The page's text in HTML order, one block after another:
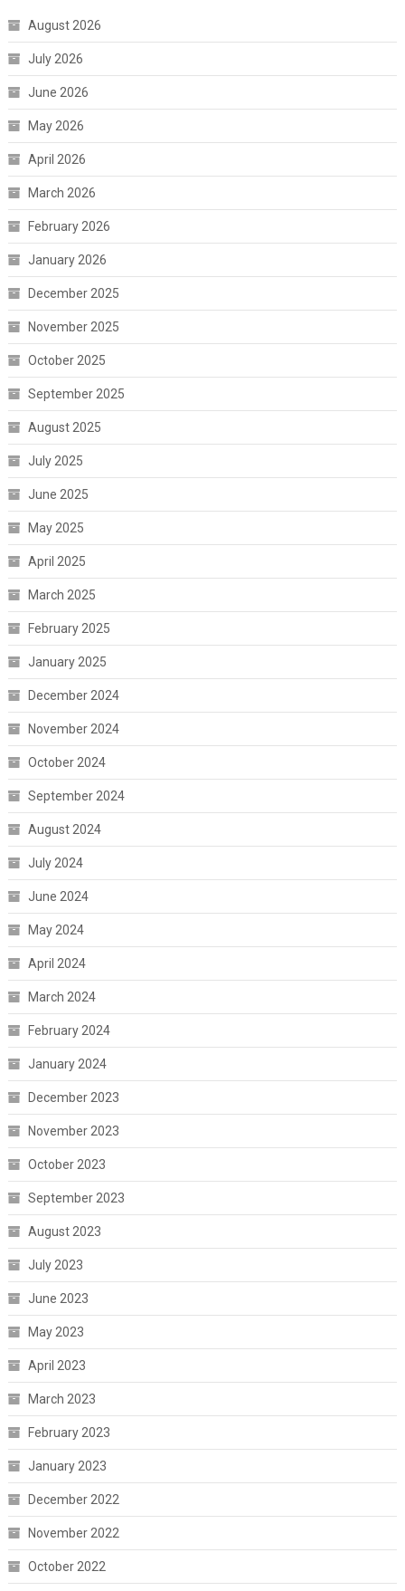
August 2026
July 2026
June 2026
May 2026
April 2026
March 2026
February 2026
January 2026
December 2025
November 2025
October 2025
September 2025
August 2025
July 2025
June 2025
May 2025
April 2025
March 2025
February 2025
January 2025
December 2024
November 2024
October 2024
September 2024
August 2024
July 2024
June 2024
May 2024
April 2024
March 2024
February 2024
January 2024
December 2023
November 2023
October 2023
September 2023
August 2023
July 2023
June 2023
May 2023
April 2023
March 2023
February 2023
January 2023
December 2022
November 2022
October 2022